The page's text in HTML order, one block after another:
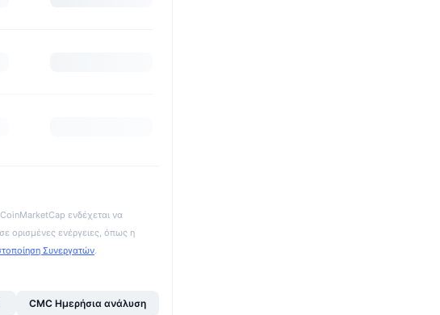
ενδέχεται να
ορισμένες ενέργειες, όπως η
Συνεργατών.
CMC Ημερήσια ανάλυση